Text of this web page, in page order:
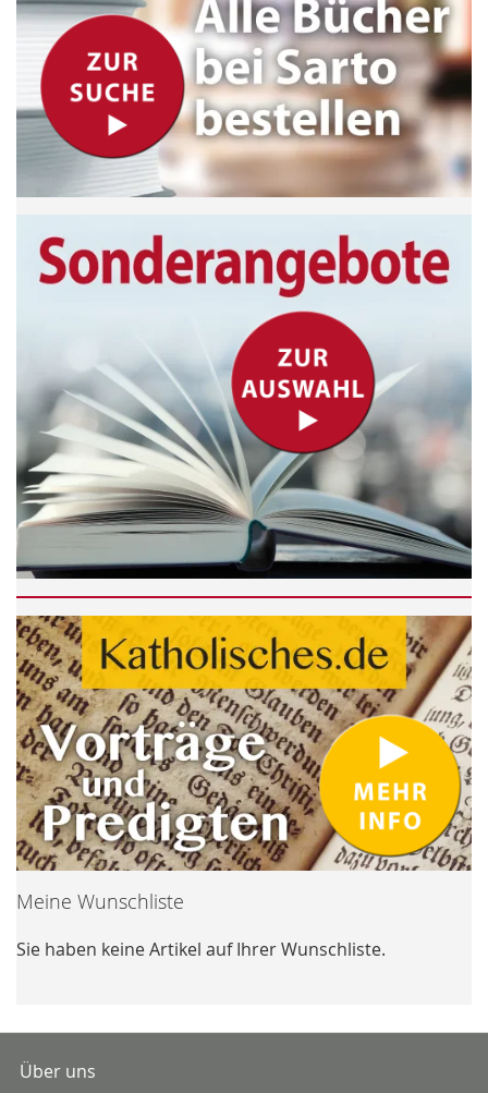
Meine Wunschliste
Sie haben keine Artikel auf Ihrer Wunschliste.
Über uns